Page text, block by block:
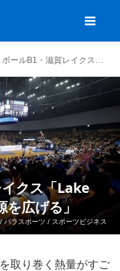
レイクス「Lake up!～滋賀から日本全国へ熱源を広げる」
クス「Lake
を広げる」
パラスポーツ / スポーツビジネス
取り巻く熱量がすご